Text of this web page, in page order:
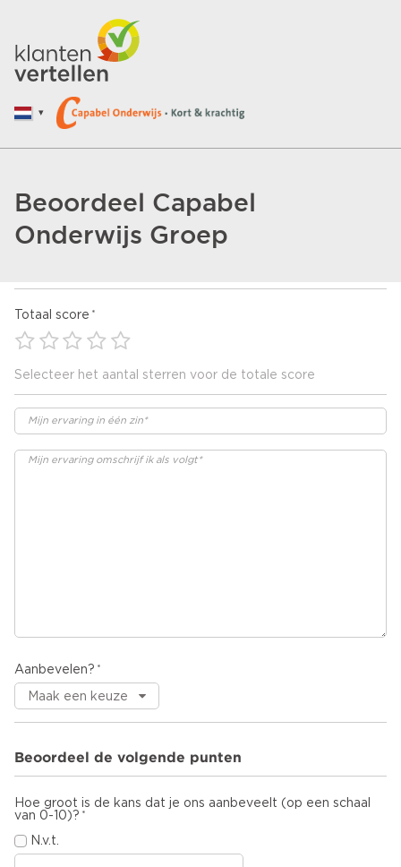
Beoordeel Capabel
Onderwijs Groep
Totaal score
Selecteer het aantal sterren voor de totale score
Aanbevelen?
Beoordeel de volgende punten
Hoe groot is de kans dat je ons aanbeveelt (op een schaal
van 0-10)?
N.v.t.